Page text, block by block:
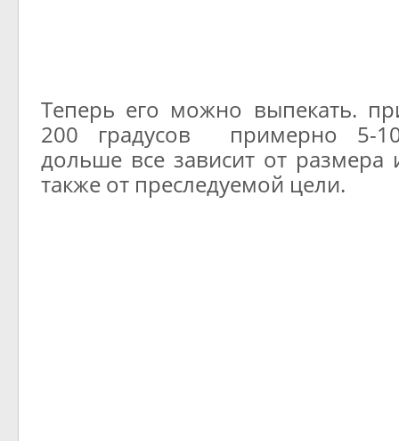
Теперь его можно выпекать.
200 градусов примерно 5-
дольше все зависит от размера
также от преследуемой цели.